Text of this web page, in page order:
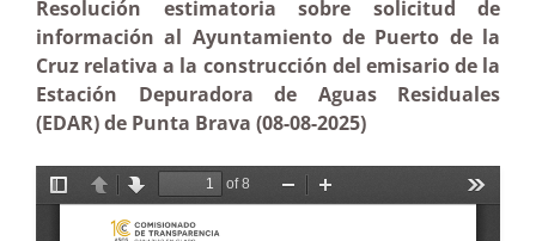
Resolución estimatoria sobre solicitud de
información al Ayuntamiento de Puerto de la
Cruz relativa a la construcción del emisario de la
Estación Depuradora de Aguas Residuales
(EDAR) de Punta Brava (08-08-2025)